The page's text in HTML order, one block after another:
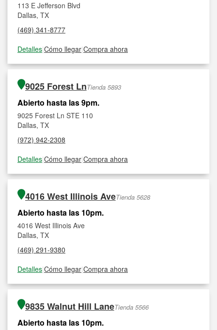
113 E Jefferson Blvd
Dallas, TX
(469) 341-8777
Detalles|Cómo llegar|Compra ahora
9025 Forest LnTienda 5893
Abierto hasta las 9pm.
9025 Forest Ln STE 110
Dallas, TX
(972) 942-2308
Detalles|Cómo llegar|Compra ahora
4016 West Illinois AveTienda 5628
Abierto hasta las 10pm.
4016 West Illinois Ave
Dallas, TX
(469) 291-9380
Detalles|Cómo llegar|Compra ahora
9835 Walnut Hill LaneTienda 5566
Abierto hasta las 10pm.